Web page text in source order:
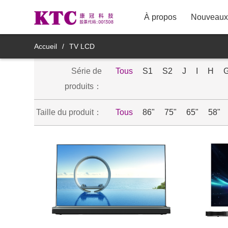
À propos
8M11YDT
TV LCD
Affichage à fin commercial
Affichage à fin médical
Produit d'affichage de miroir
Produits d'affichage intelligents
mobiles
Produits accessoires intelligents
Accueil / TV LCD
Série de
produits：
Tous S1 S2 J H
Taille du produit： Tous 86" 75" 65" 58"